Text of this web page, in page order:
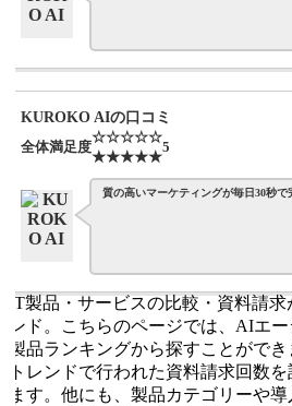
KUROKO AIの口コミ
全体満足度
☆☆☆☆☆
★★★★★
5
質の高いマーケティングが毎日30秒で完
製品・サービスの比較・資料請求が
ド。こちらのページでは、AIエー
品ランキングから探すことができ
レンドで行われた資料請求回数を
す。他にも、製品カテゴリーや導